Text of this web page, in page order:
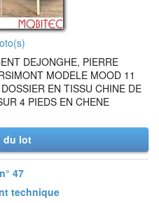
DEJONGHE, PIERRE
MODELE MOOD 11
EN TISSU CHINE DE
4 PIEDS EN CHENE
du lot
47
technique